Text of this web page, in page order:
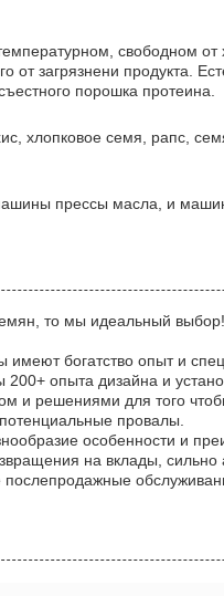
свободном
от загрязнени продукта.
порошка протеина.
хлопковое семя, рапс,
прессы масла, и
то мы идеальный
богатство опыт и
опыта дизайна и
и решениями для того
провалы.
особенности и
на вклады, сильно